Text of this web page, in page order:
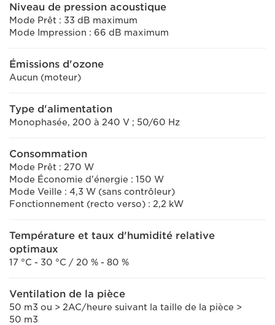
Niveau de pression acoustique
Mode Prêt : 33 dB maximum
Mode Impression : 66 dB maximum
Émissions d'ozone
Aucun (moteur)
Type d'alimentation
Monophasée, 200 à 240 V ; 50/60 Hz
Consommation
Mode Prêt : 270 W
Mode Économie d'énergie : 150 W
Mode Veille : 4,3 W (sans contrôleur)
Fonctionnement (recto verso) : 2,2 kW
Température et taux d'humidité relative
optimaux
17 °C - 30 °C / 20 % - 80 %
Ventilation de la pièce
50 m3 ou > 2AC/heure suivant la taille de la pièce >
50 m3